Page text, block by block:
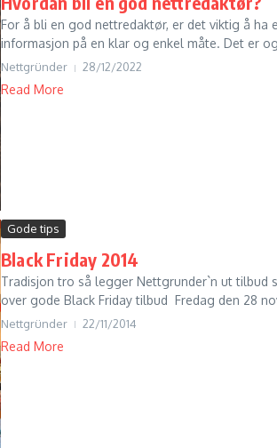
For å bli en god nettredaktør, er det viktig å
informasjon på en klar og enkel måte. Det er
Nettgründer 28/12/2022
Read More
Gode tips
Black Friday 2014
Tradisjon tro så legger Nettgrunder`n ut tilbud
over gode Black Friday tilbud Fredag den 28
Nettgründer 22/11/2014
Read More